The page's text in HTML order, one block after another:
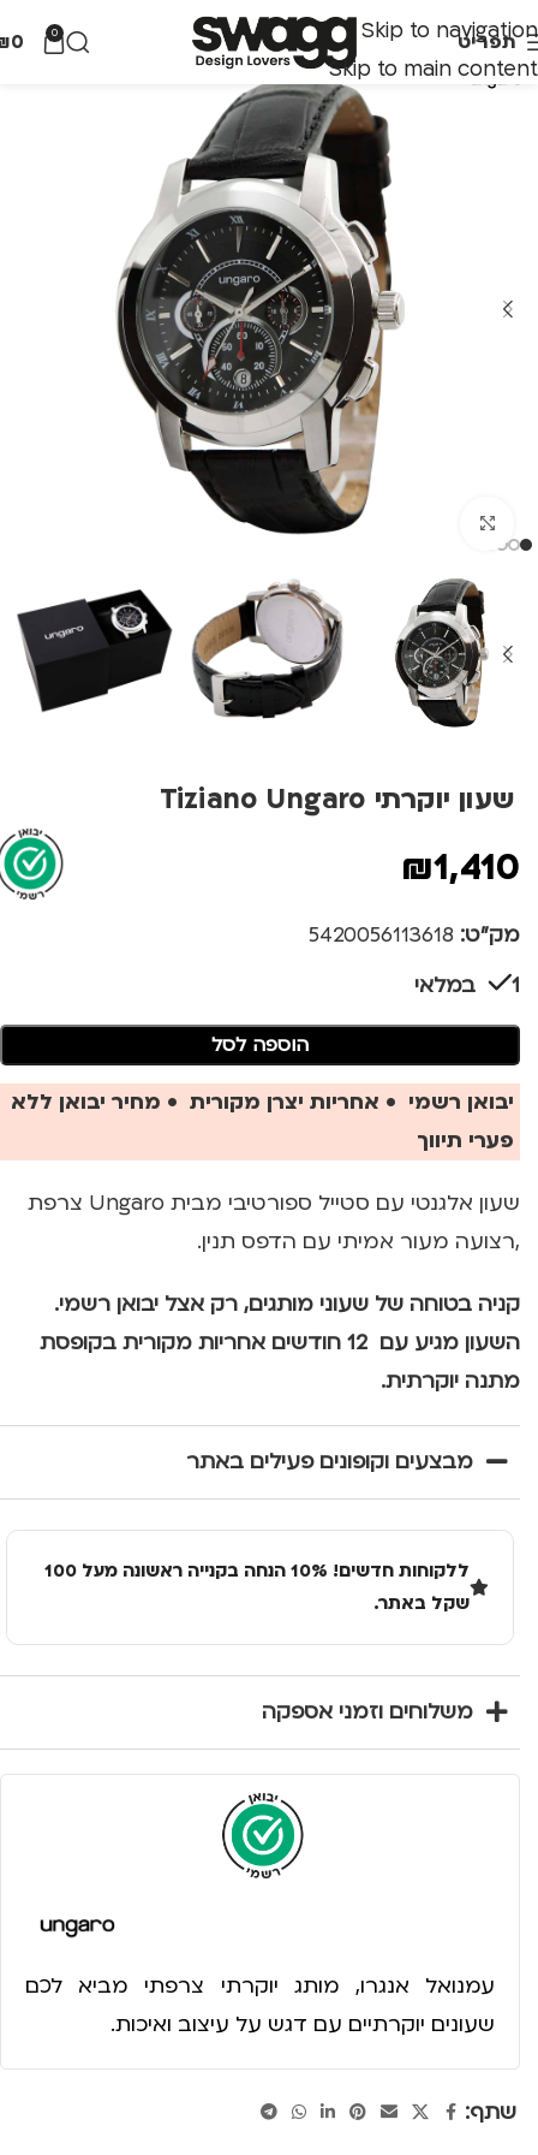
Skip to navigation
Skip to main content
תפריט 0
0
לחצו להגדלה
שעון יוקרתי Tiziano Ungaro
₪1,410
מק"ט: 5420056113618
1 במלאי
הוספה לסל
יבואן רשמי • אחריות יצרן מקורית • מחיר יבואן ללא
פערי תיווך
שעון אלגנטי עם סטייל ספורטיבי מבית Ungaro צרפת
,רצועה מעור אמיתי עם הדפס תנין.
קניה בטוחה של שעוני מותגים, רק אצל יבואן רשמי.
השעון מגיע עם 12 חודשים אחריות מקורית בקופסת
מתנה יוקרתית.
מבצעים וקופונים פעילים באתר
ללקוחות חדשים! 10% הנחה בקנייה ראשונה מעל 100
שקל באתר.
משלוחים וזמני אספקה
עמנואל אנגרו, מותג יוקרתי צרפתי מביא לכם
שעונים יוקרתיים עם דגש על עיצוב ואיכות.
שתף: